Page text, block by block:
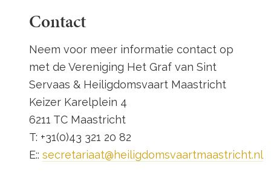
Contact
Neem voor meer informatie contact op
met de Vereniging Het Graf van Sint
Servaas & Heiligdomsvaart Maastricht
Keizer Karelplein 4
6211 TC Maastricht
T: +31(0)43 321 20 82
E::secretariaat@heiligdomsvaartmaastricht.nl